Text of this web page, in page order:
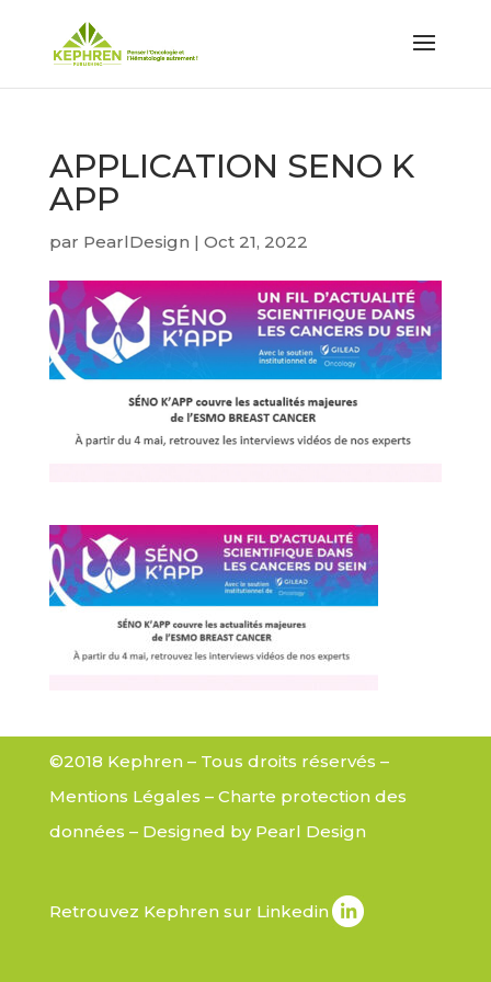
APPLICATION SENO K
APP
par PearlDesign | Oct 21, 2022
©2018 Kephren – Tous droits réservés –
Mentions Légales – Charte protection des
données – Designed by Pearl Design
Retrouvez Kephren sur Linkedin